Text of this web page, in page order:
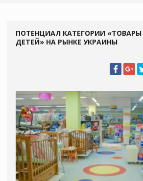
ПОТЕНЦИАЛ КАТЕГОРИИ
ДЕТЕЙ» НА РЫНКЕ УКРАИНЫ